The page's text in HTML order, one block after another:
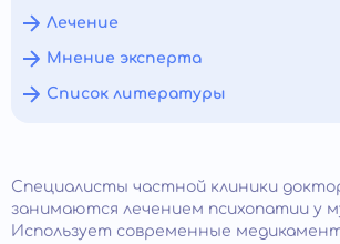
Лечение
Мнение эксперта
Список литературы
Специалисты частной клиники
занимаются лечением психопатии у
Использует современные